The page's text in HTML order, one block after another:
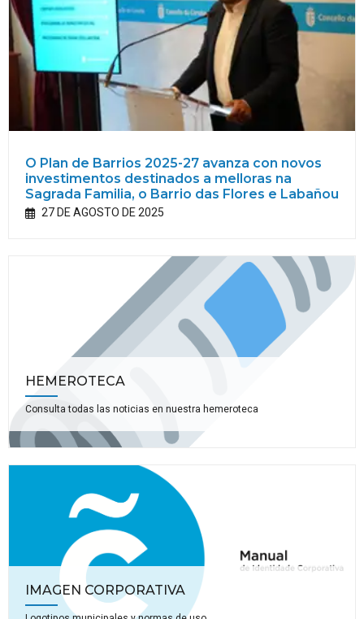
O Plan de Barrios 2025-27 avanza con novos
investimentos destinados a melloras na
Sagrada Familia, o Barrio das Flores e Labañou
27 DE AGOSTO DE 2025
HEMEROTECA
Consulta todas las noticias en nuestra hemeroteca
IMAGEN CORPORATIVA